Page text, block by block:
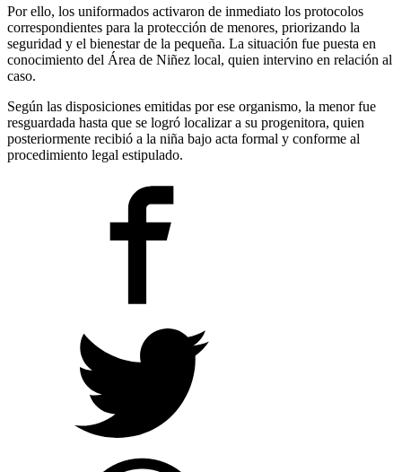
Por ello, los uniformados activaron de inmediato los protocolos
correspondientes para la protección de menores, priorizando la
seguridad y el bienestar de la pequeña. La situación fue puesta en
conocimiento del Área de Niñez local, quien intervino en relación al
caso.
Según las disposiciones emitidas por ese organismo, la menor fue
resguardada hasta que se logró localizar a su progenitora, quien
posteriormente recibió a la niña bajo acta formal y conforme al
procedimiento legal estipulado.